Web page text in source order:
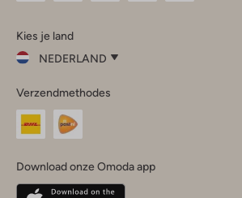
InstagramFacebook
Kies je land
NEDERLAND
je
land
Nederland
Belgique(Français)
Verzendmethodes
Download onze Omoda app